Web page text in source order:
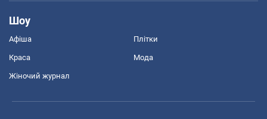
Шоу
Афіша Плітки
Краса Мода
Жіночий журнал